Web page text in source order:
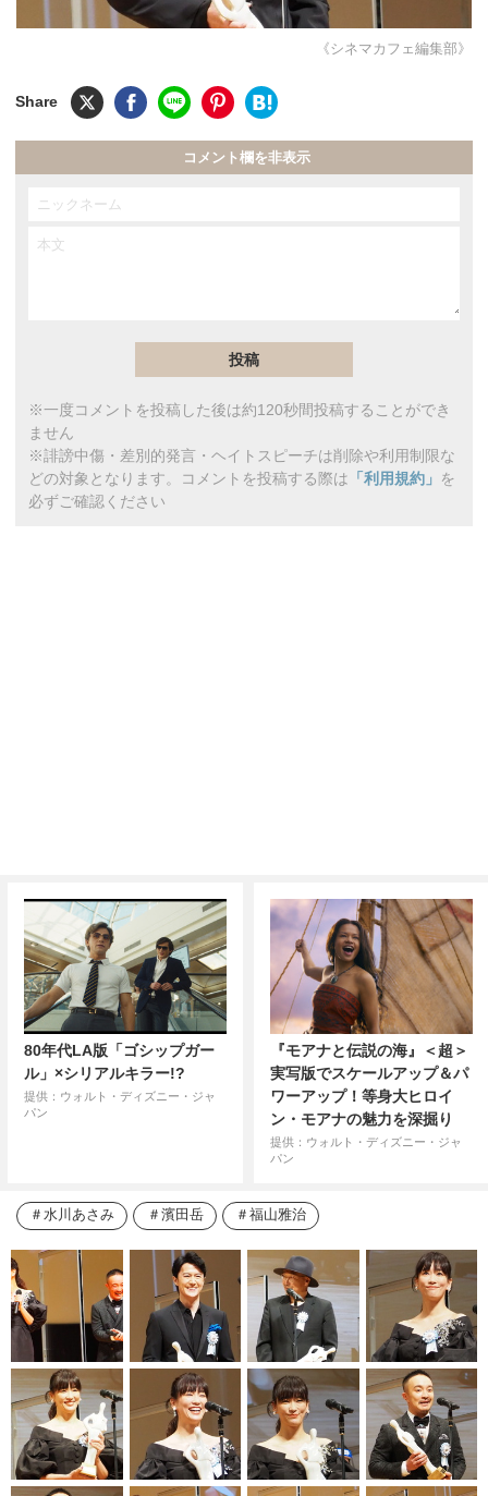
《シネマカフェ編集部》
コメント欄を非表示
※一度コメントを投稿した後は約120秒間投稿することができ
ません
※誹謗中傷・差別的発言・ヘイトスピーチは削除や利用制限な
どの対象となります。コメントを投稿する際は 「利用規約」 を
必ずご確認ください
80年代LA版「ゴシップガー
ル」×シリアルキラー!?
提供：ウォルト・ディズニー・ジャ
パン
『モアナと伝説の海』＜超＞
実写版でスケールアップ＆パ
ワーアップ！等身大ヒロイ
ン・モアナの魅力を深掘り
提供：ウォルト・ディズニー・ジャ
パン
水川あさみ 濱田岳 福山雅治